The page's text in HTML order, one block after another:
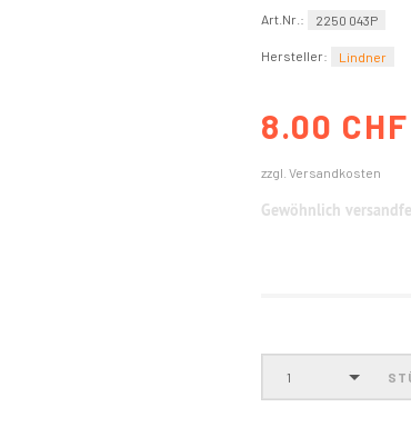
Art.Nr.: 2250 043P
Hersteller: Lindner
8.00 CHF
zzgl. Versandkosten
Gewöhnlich
1